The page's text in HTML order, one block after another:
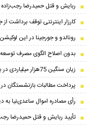
ربایش و قتل حمیدرضا
کارزار اینترنتی توقف برداشت
رونالدو و جورجینا در این
بدون اصلاح الگوی مصرف
زیان سنگین 75هزار میلیاردی در بانک ایران‌زمین با مدیریت عبدالمجید پورسعید
پرداخت مطالبات بازنشستگان
رأی مصادره اموال ساعدی‌نیا به
تأیید ربایش و قتل حمیدرضا